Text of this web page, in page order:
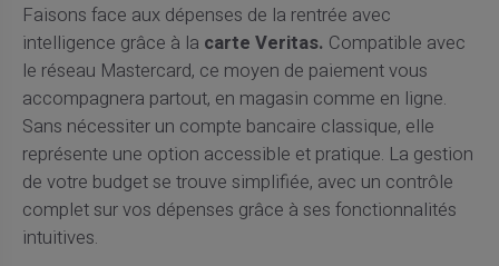
Faisons face aux dépenses de la rentrée avec
intelligence grâce à la carte Veritas. Compatible avec
le réseau Mastercard, ce moyen de paiement vous
accompagnera partout, en magasin comme en ligne.
Sans nécessiter un compte bancaire classique, elle
représente une option accessible et pratique. La gestion
de votre budget se trouve simplifiée, avec un contrôle
complet sur vos dépenses grâce à ses fonctionnalités
intuitives.